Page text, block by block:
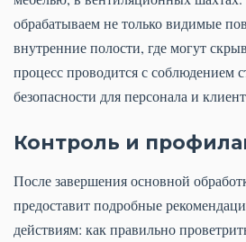
обрабатываем не только видимые
внутренние полости, где могут
процесс проводится с соблюдением
безопасности для персонала и
Контроль и
После завершения основной
предоставит подробные
действиям: как правильно